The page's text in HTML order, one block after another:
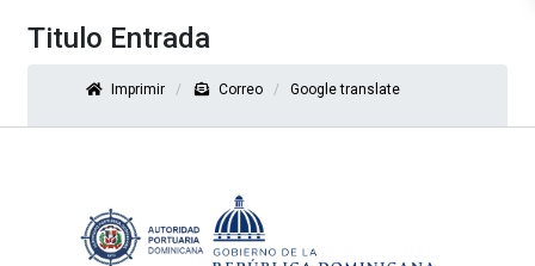
Titulo Entrada
Imprimir Correo Google translate